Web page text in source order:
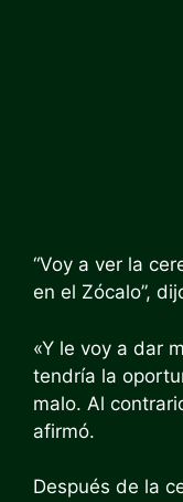
“Voy a ver la
en el Zócalo”,
«Y le voy a dar
tendría la
malo. Al
afirmó.
Después de la